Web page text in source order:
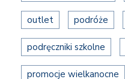
outlet podróże
podręczniki szkolne
promocje wielkanocne